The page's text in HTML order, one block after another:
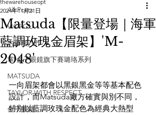
All Posts
VIOROU
內藤熊八作
掌 金子眼鏡旗下賽璐珞系列
MATSUDA
TAYLOR WITH RESPECT
金子眼鏡
Matsuda【限量登場｜海軍
藍調玫瑰金眉架】'M-
2048'
thewarehouseopt
2024年11月21日
一向眉架都會以黑銀黑金等等基本配色
設計，而Matsuda廠方確實與別不同，
特別以藍調玫瑰金配色為經典大熱型